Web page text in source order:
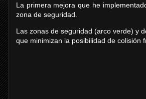
La primera mejora que he
zona de seguridad.
Las zonas de seguridad (arco verde) y
que minimizan la posibilidad de colisión